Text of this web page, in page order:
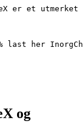
er et utmerket
last her
og